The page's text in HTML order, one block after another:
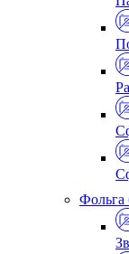
Фольга